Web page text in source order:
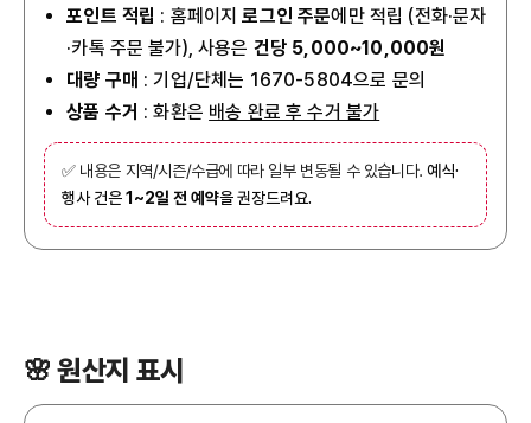
포인트 적립 : 홈페이지로그인 주문에만 적립 (전화·문자
·카톡 주문 불가), 사용은 건당 5,000~10,000원
대량 구매 : 기업/단체는 1670-5804으로 문의
상품 수거 : 화환은 배송 완료 후 수거 불가
✅ 내용은 지역/시즌/수급에 따라 일부 변동될 수 있습니다.예식·
행사 건은1~2일 전 예약을 권장드려요.
🌸 원산지 표시